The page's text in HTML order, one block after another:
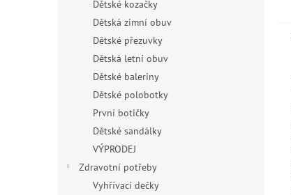
Dětské kozačky
Dětská zimní obuv
Dětské přezuvky
Dětská letní obuv
Dětské baleriny
Dětské polobotky
První botičky
Dětské sandálky
VÝPRODEJ
Zdravotní potřeby
Vyhřívací dečky